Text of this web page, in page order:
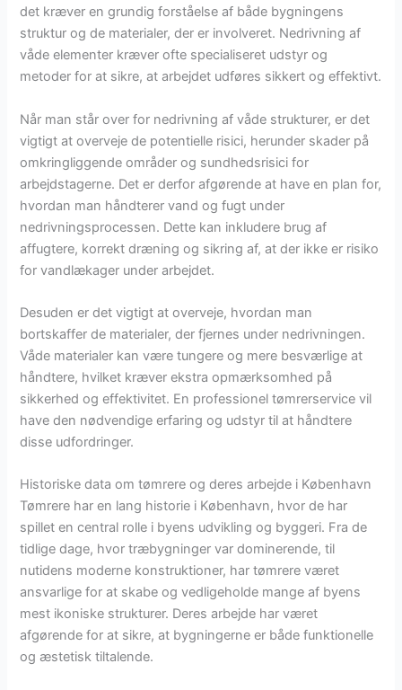
det kræver en grundig forståelse af både bygningens
struktur og de materialer, der er involveret. Nedrivning af
våde elementer kræver ofte specialiseret udstyr og
metoder for at sikre, at arbejdet udføres sikkert og effektivt.
Når man står over for nedrivning af våde strukturer, er det
vigtigt at overveje de potentielle risici, herunder skader på
omkringliggende områder og sundhedsrisici for
arbejdstagerne. Det er derfor afgørende at have en plan for,
hvordan man håndterer vand og fugt under
nedrivningsprocessen. Dette kan inkludere brug af
affugtere, korrekt dræning og sikring af, at der ikke er risiko
for vandlækager under arbejdet.
Desuden er det vigtigt at overveje, hvordan man
bortskaffer de materialer, der fjernes under nedrivningen.
Våde materialer kan være tungere og mere besværlige at
håndtere, hvilket kræver ekstra opmærksomhed på
sikkerhed og effektivitet. En professionel tømrerservice vil
have den nødvendige erfaring og udstyr til at håndtere
disse udfordringer.
Historiske data om tømrere og deres arbejde i København
Tømrere har en lang historie i København, hvor de har
spillet en central rolle i byens udvikling og byggeri. Fra de
tidlige dage, hvor træbygninger var dominerende, til
nutidens moderne konstruktioner, har tømrere været
ansvarlige for at skabe og vedligeholde mange af byens
mest ikoniske strukturer. Deres arbejde har været
afgørende for at sikre, at bygningerne er både funktionelle
og æstetisk tiltalende.